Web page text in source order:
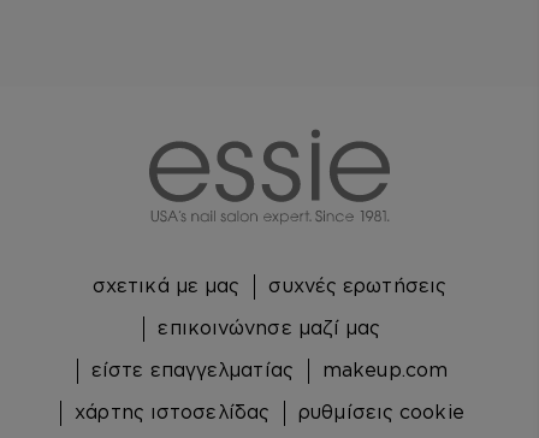
σχετικά με μας
συχνές ερωτήσεις
επικοινώνησε μαζί μας
είστε επαγγελματίας
makeup.com
χάρτης ιστοσελίδας
ρυθμίσεις cookie